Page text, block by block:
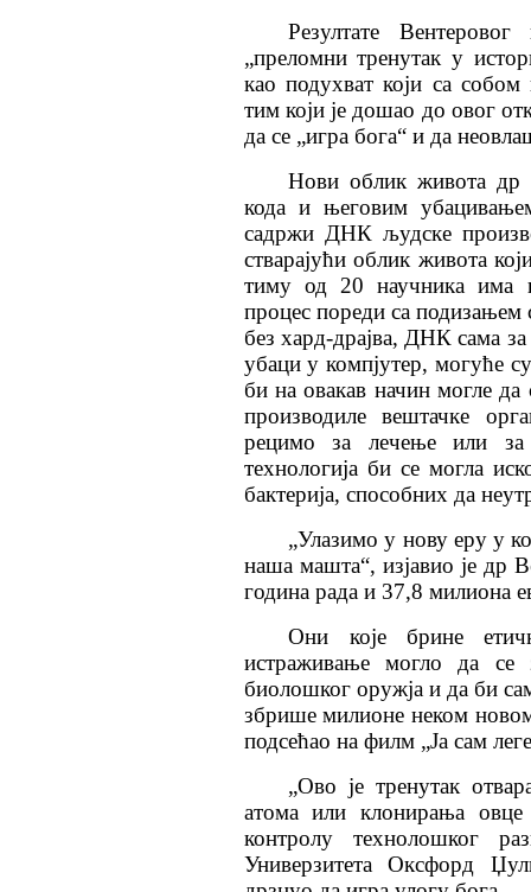
Резултате
„преломни тренутак у
као подухват који са
тим који је дошао до овог
да се „игра бога“ и да
Нови облик живота др
кода и његовим
садржи ДНК људске
стварајући облик живота
тиму од 20 научника има
процес пореди са подизањем
без хард-драјва, ДНК сама
убаци у компјутер, могуће
би на овакав начин могле да
производиле вештачке
рецимо за лечење или за
технологија би се могла
бактерија, способних да
„Улазимо у нову еру у
наша машта“, изјавио је др
година рада и 37,8 милиона
Они које брине
истраживање могло да се
биолошког оружја и да би
збрише милионе неком
подсећао на филм „Ја сам
„Ово је тренутак
атома или клонирања
контролу технолошког
Универзитета Оксфорд